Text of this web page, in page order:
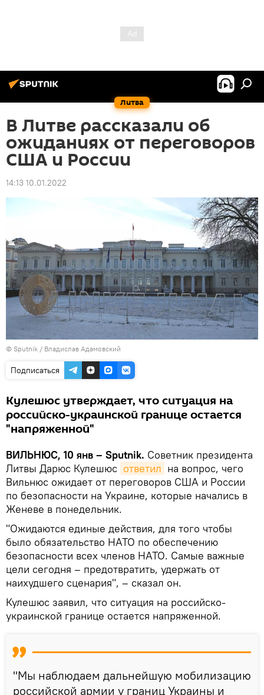
Литва
В Литве рассказали об
ожиданиях от переговоров
США и России
14:13 10.01.2022
© Sputnik / Владислав Адамовский
Подписаться
Кулешюс утверждает, что ситуация на
российско-украинской границе остается
"напряженной"
ВИЛЬНЮС, 10 янв – Sputnik. Советник президента
Литвы Дарюс Кулешюс ответил на вопрос, чего
Вильнюс ожидает от переговоров США и России
по безопасности на Украине, которые начались в
Женеве в понедельник.
"Ожидаются единые действия, для того чтобы
было обязательство НАТО по обеспечению
безопасности всех членов НАТО. Самые важные
цели сегодня – предотвратить, удержать от
наихудшего сценария", – сказал он.
Кулешюс заявил, что ситуация на российско-
украинской границе остается напряженной.
"Мы наблюдаем дальнейшую мобилизацию
российской армии у границ Украины и